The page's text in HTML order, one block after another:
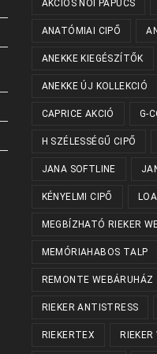
AKCIÓS NŐI PAPUCS
ANATÓMIAI CIPŐ
ANEKKE KIEGÉSZÍTŐK
ANEKKE ÚJ KOLLEKCIÓ
CAPRICE AKCIÓ G-
H SZÉLESSÉGŰ CIPŐ
JANA SOFTLINE
KÉNYELMI CIPŐ
MEGBÍZHATÓ RIEKER
MEMÓRIAHABOS TALP
REMONTE WEBÁRUHÁZ
RIEKER ANTISTRESS
RIEKERTEX RIEKER